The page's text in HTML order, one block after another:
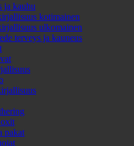
ja kauhu
kotimainen
ulkomainen
terveys ja kauneus
pakat